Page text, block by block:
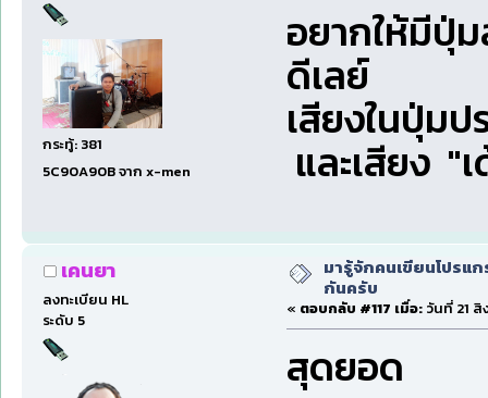
กระทู้: 381
5C90A90B จาก x-men
อยากให้มีปุ่
ดีเลย์
เสียงในปุ่ม
และเสียง "
เคนยา
ลงทะเบียน HL
ระดับ 5
มารู้จักคนเขียนโปรแก
กันครับ
« ตอบกลับ #117 เมื่อ: วันที่ 21 สิ
สุดยอด